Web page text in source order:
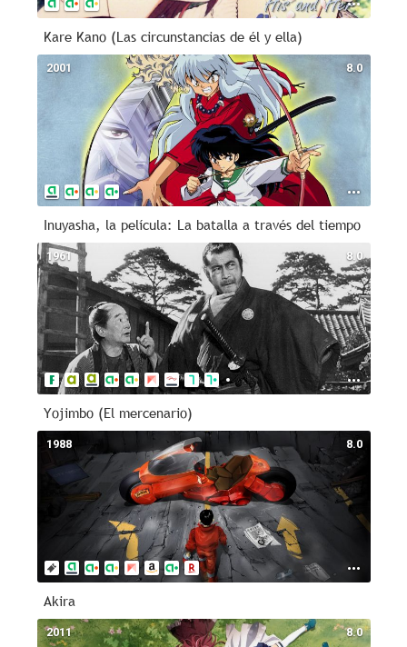
Kare Kano (Las circunstancias de él y ella)
8.0
2001
Inuyasha, la película: La batalla a través del tiempo
8.0
1961
Yojimbo (El mercenario)
8.0
1988
Akira
8.0
2011